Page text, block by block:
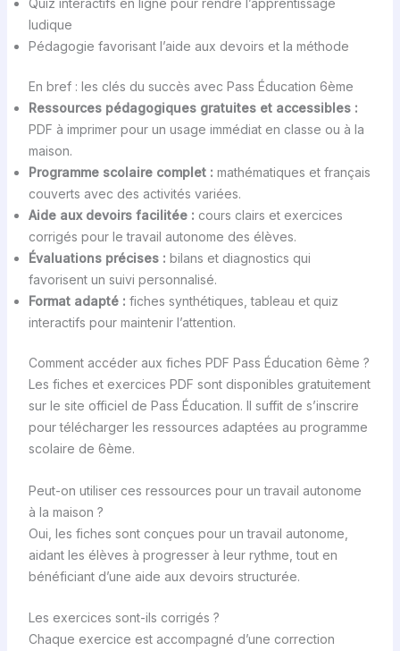
Quiz interactifs en ligne pour rendre l’apprentissage
ludique
Pédagogie favorisant l’aide aux devoirs et la méthode
En bref : les clés du succès avec Pass Éducation 6ème
Ressources pédagogiques gratuites et accessibles :
PDF à imprimer pour un usage immédiat en classe ou à la
maison.
Programme scolaire complet : mathématiques et français
couverts avec des activités variées.
Aide aux devoirs facilitée : cours clairs et exercices
corrigés pour le travail autonome des élèves.
Évaluations précises : bilans et diagnostics qui
favorisent un suivi personnalisé.
Format adapté : fiches synthétiques, tableau et quiz
interactifs pour maintenir l’attention.
Comment accéder aux fiches PDF Pass Éducation 6ème ?
Les fiches et exercices PDF sont disponibles gratuitement
sur le site officiel de Pass Éducation. Il suffit de s’inscrire
pour télécharger les ressources adaptées au programme
scolaire de 6ème.
Peut-on utiliser ces ressources pour un travail autonome
à la maison ?
Oui, les fiches sont conçues pour un travail autonome,
aidant les élèves à progresser à leur rythme, tout en
bénéficiant d’une aide aux devoirs structurée.
Les exercices sont-ils corrigés ?
Chaque exercice est accompagné d’une correction